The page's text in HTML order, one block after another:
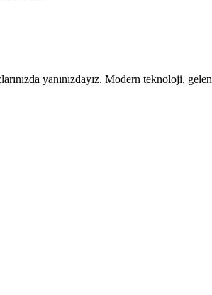
yanınızdayız. Modern teknoloji,